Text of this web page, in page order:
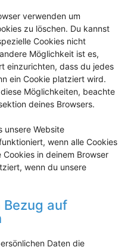
verwenden um
zu löschen. Du kannst
Cookies nicht
Möglichkeit ist es,
einzurichten, dass du jedes
ein Cookie platziert wird.
Möglichkeiten, beachte
deines Browsers.
unsere Website
wenn alle Cookies
in deinem Browser
wenn du unsere
Bezug auf
Daten die